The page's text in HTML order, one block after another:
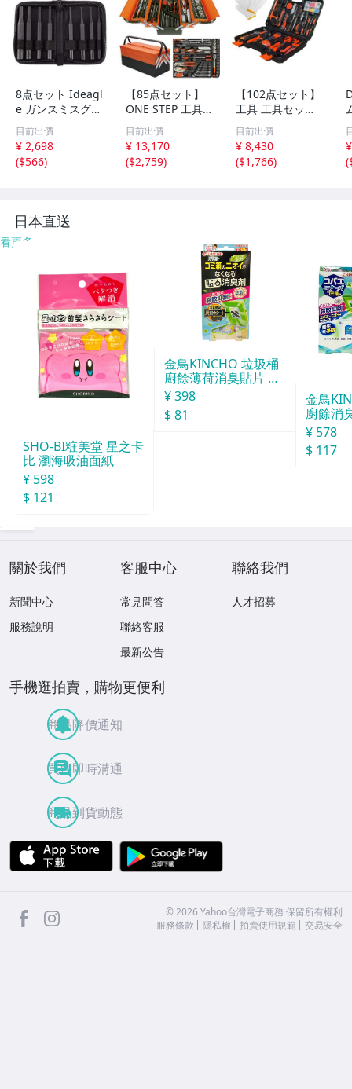
8点セット Ideagl
e ガンスミスグリ
ップロールピンポ
ンチツールセット
ピンポンチセット
木工機械の修理お
目前出價
¥ 2,698
($566)
【85点セット】
ONE STEP 工具
ツールセット ガ
レージツール 鉄
製ケース 整備工
具セット ホーム
目前出價
¥ 13,170
($2,759)
【102点セット】
工具 工具セット
軍手付き ホーム
ツール 【JAPAN
BRAND】y
目前出價
¥ 8,430
($1,766)
(
日本直送
看更多
SHO-BI粧美堂 星之卡
比 瀏海吸油面紙
¥ 598
$ 121
金鳥KINCHO 垃圾桶
廚餘薄荷消臭貼片 約
30天分
¥ 398
$ 81
金鳥
廚餘消
分
¥ 578
$ 117
關於我們
新聞中心
服務說明
客服中心
常見問答
聯絡客服
最新公告
聯絡我們
人才招募
手機逛拍賣，購物更便利
商品降價通知
買賣即時溝通
商品到貨動態
APP Store
facebook ©2026 Yahoo台灣電子商務 保留所有權利
服務條款
隱私權 拍賣使用規範 交易安全